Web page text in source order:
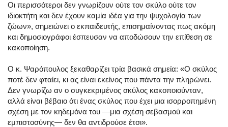
Οι περισσότεροι δεν γνωρίζουν ούτε τον σκύλο ούτε τον
ιδιοκτήτη και δεν έχουν καμία ιδέα για την ψυχολογία των
ζώων», σημειώνει ο εκπαιδευτής, επισημαίνοντας πως ακόμη
και δημοσιογράφοι έσπευσαν να αποδώσουν την επίθεση σε
κακοποίηση.
Ο κ. Ψαρόπουλος ξεκαθαρίζει τρία βασικά σημεία: «Ο σκύλος
ποτέ δεν φταίει, κι ας είναι εκείνος που πάντα την πληρώνει.
Δεν γνωρίζω αν ο συγκεκριμένος σκύλος κακοποιούνταν,
αλλά είναι βέβαιο ότι ένας σκύλος που έχει μια ισορροπημένη
σχέση με τον κηδεμόνα του —μια σχέση σεβασμού και
εμπιστοσύνης— δεν θα αντιδρούσε έτσι».